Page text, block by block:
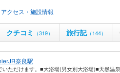
アクセス・施設情報
クチコミ （319） 旅行記（144）
奈良駅
いただけます。■大浴場(男女別大浴場)■天然